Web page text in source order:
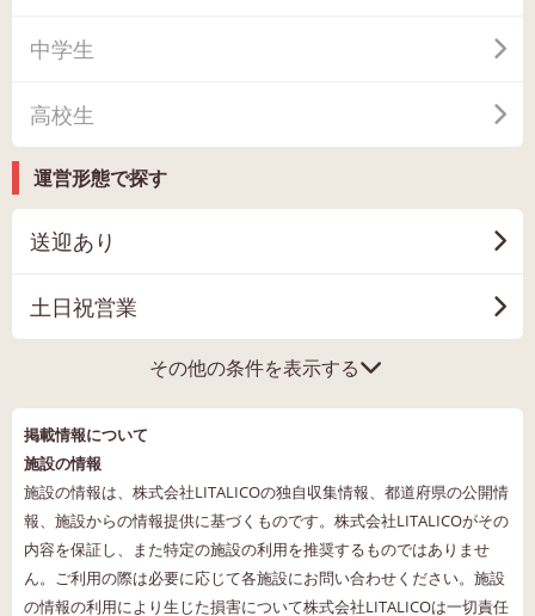
中学生
高校生
運営形態で探す
送迎あり
土日祝営業
その他の条件を表示する
掲載情報について
施設の情報
施設の情報は、株式会社LITALICOの独自収集情報、都道府県の公開情
報、施設からの情報提供に基づくものです。株式会社LITALICOがその
内容を保証し、また特定の施設の利用を推奨するものではありませ
ん。ご利用の際は必要に応じて各施設にお問い合わせください。施設
の情報の利用により生じた損害について株式会社LITALICOは一切責任